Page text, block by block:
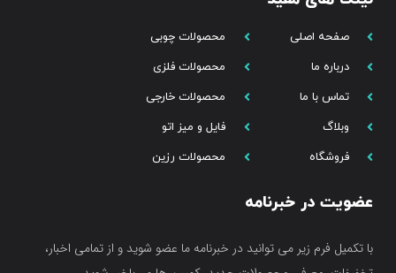
صفحه اصلی
درباره ما
تماس با ما
وبلاگ
فروشگاه
محصولات چوبی
محصولات فلزی
محصولات خارجی
فایل و میز اتو
محصولات رزین
عضویت در خبرنامه
با تکمیل فرم زیر می توانید در خبرنامه ما عضو شوید و از تمامی اخبار،